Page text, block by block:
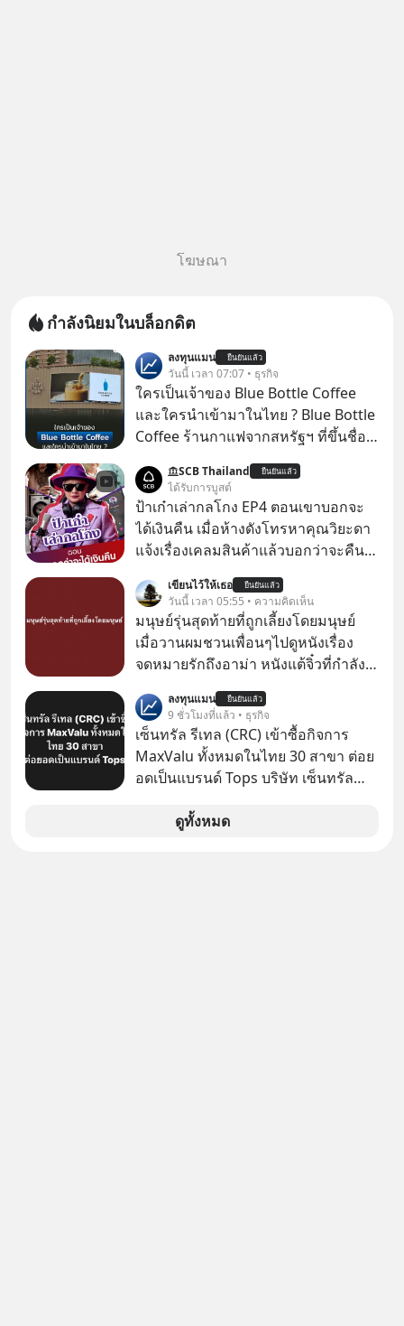
โฆษณา
กำลังนิยมในบล็อกดิต
ลงทุนแมน ยืนยันแล้ว
วันนี้ เวลา 07:07 • ธุรกิจ
ใครเป็นเจ้าของ Blue Bottle Coffee
และใครนำเข้ามาในไทย ? Blue Bottle
Coffee ร้านกาแฟจากสหรัฐฯ ที่ขึ้นชื่อ
แรกในประเทศไทย ที่ Central Park
SCB Thailand ยืนยันแล้ว
ได้รับการบูสต์
ป้าเก๋าเล่ากลโกง EP4 ตอนเขาบอกจะ
ได้เงินคืน เมื่อห้างดังโทรหาคุณวิยะดา
แจ้งเรื่องเคลมสินค้าแล้วบอกว่าจะคืน
เรื่องจ้อจี้ หาคำตอบได้ที่ “ป้าเก๋าเล่ากล
โกง” EP4 ตอน “เขาบอกว่าจะได้เงิน
คืน” #ป้าเก๋าเล่ากลโกง #แก้เกมกลโกง
#อยู่อย่างยั่งยืน #Cybersecurity #เตือน
เขียนไว้ให้เธอ ยืนยันแล้ว
วันนี้ เวลา 05:55 • ความคิดเห็น
มนุษย์รุ่นสุดท้ายที่ถูกเลี้ยงโดยมนุษย์
เมื่อวานผมชวนเพื่อนๆไปดูหนังเรื่อง
จดหมายรักถึงอาม่า หนังแต้จิ๋วที่กำลัง
ป๊าผมเห็นโปสเตอร์หนังเรื่องนี้หลาย
เดือนก่อนและอยากดูมาก ด้วยเพราะว่า
อากงก็มาจากเมืองจีน ป๊าก็พูดแต้จิ๋วได้
มีเรื่องราวมีความผูกพันที่ได้ยินตั้งแต่
ลงทุนแมน ยืนยันแล้ว
9 ชั่วโมงที่แล้ว • ธุรกิจ
เซ็นทรัล รีเทล (CRC) เข้าซื้อกิจการ
MaxValu ทั้งหมดในไทย 30 สาขา ต่อย
อดเป็นแบรนด์ Tops บริษัท เซ็นทรัล
CRC แจ้งตลาดหลักทรัพย์ฯ ว่า บริษัท
ดูทั้งหมด